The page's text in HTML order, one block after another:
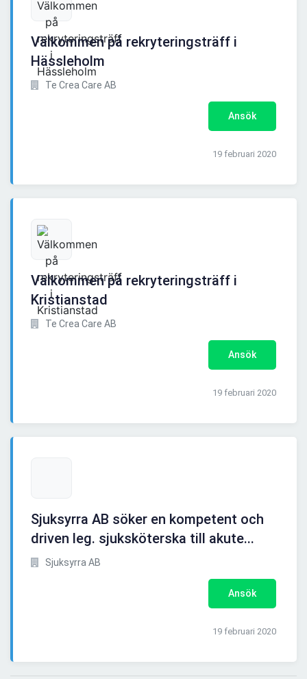
Välkommen på rekryteringsträff i
Hässleholm
Te Crea Care AB
Ansök
19 februari 2020
Välkommen på rekryteringsträff i
Kristianstad
Te Crea Care AB
Ansök
19 februari 2020
Sjuksyrra AB söker en kompetent och
driven leg. sjuksköterska till akute...
Sjuksyrra AB
Ansök
19 februari 2020